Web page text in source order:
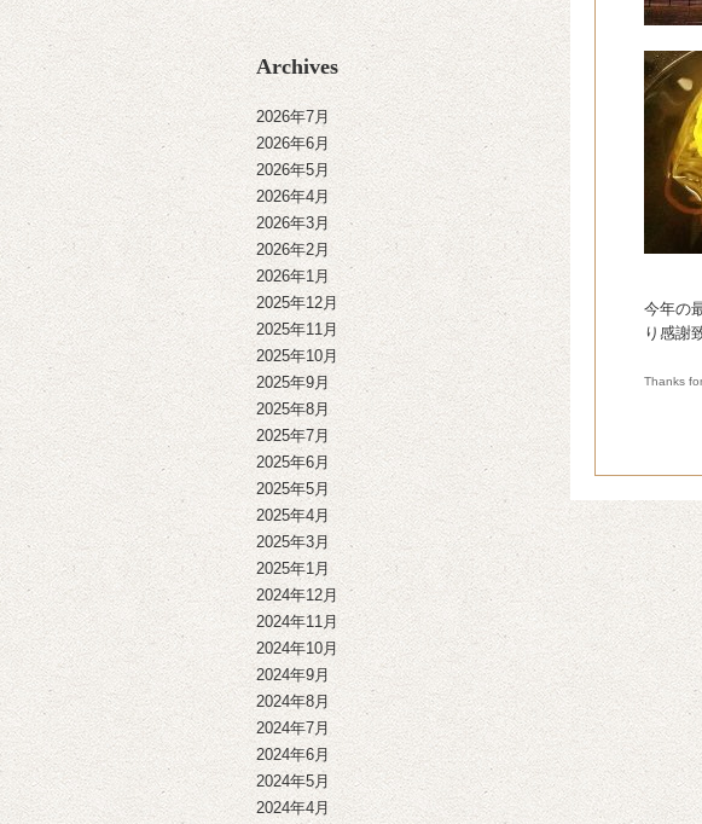
Archives
2026年7月
2026年6月
2026年5月
2026年4月
2026年3月
2026年2月
2026年1月
2025年12月
2025年11月
2025年10月
2025年9月
2025年8月
2025年7月
2025年6月
2025年5月
2025年4月
2025年3月
2025年1月
2024年12月
2024年11月
2024年10月
2024年9月
2024年8月
2024年7月
2024年6月
2024年5月
2024年4月
今年の
り感謝
Thanks